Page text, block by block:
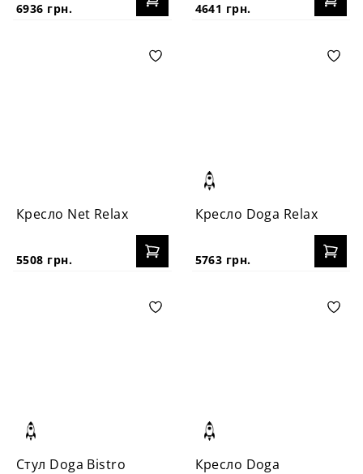
6936 грн. 4641 грн.
Кресло Net Relax
5508 грн.
Кресло Doga Relax
5763 грн.
Стул Doga Bistro Кресло Doga